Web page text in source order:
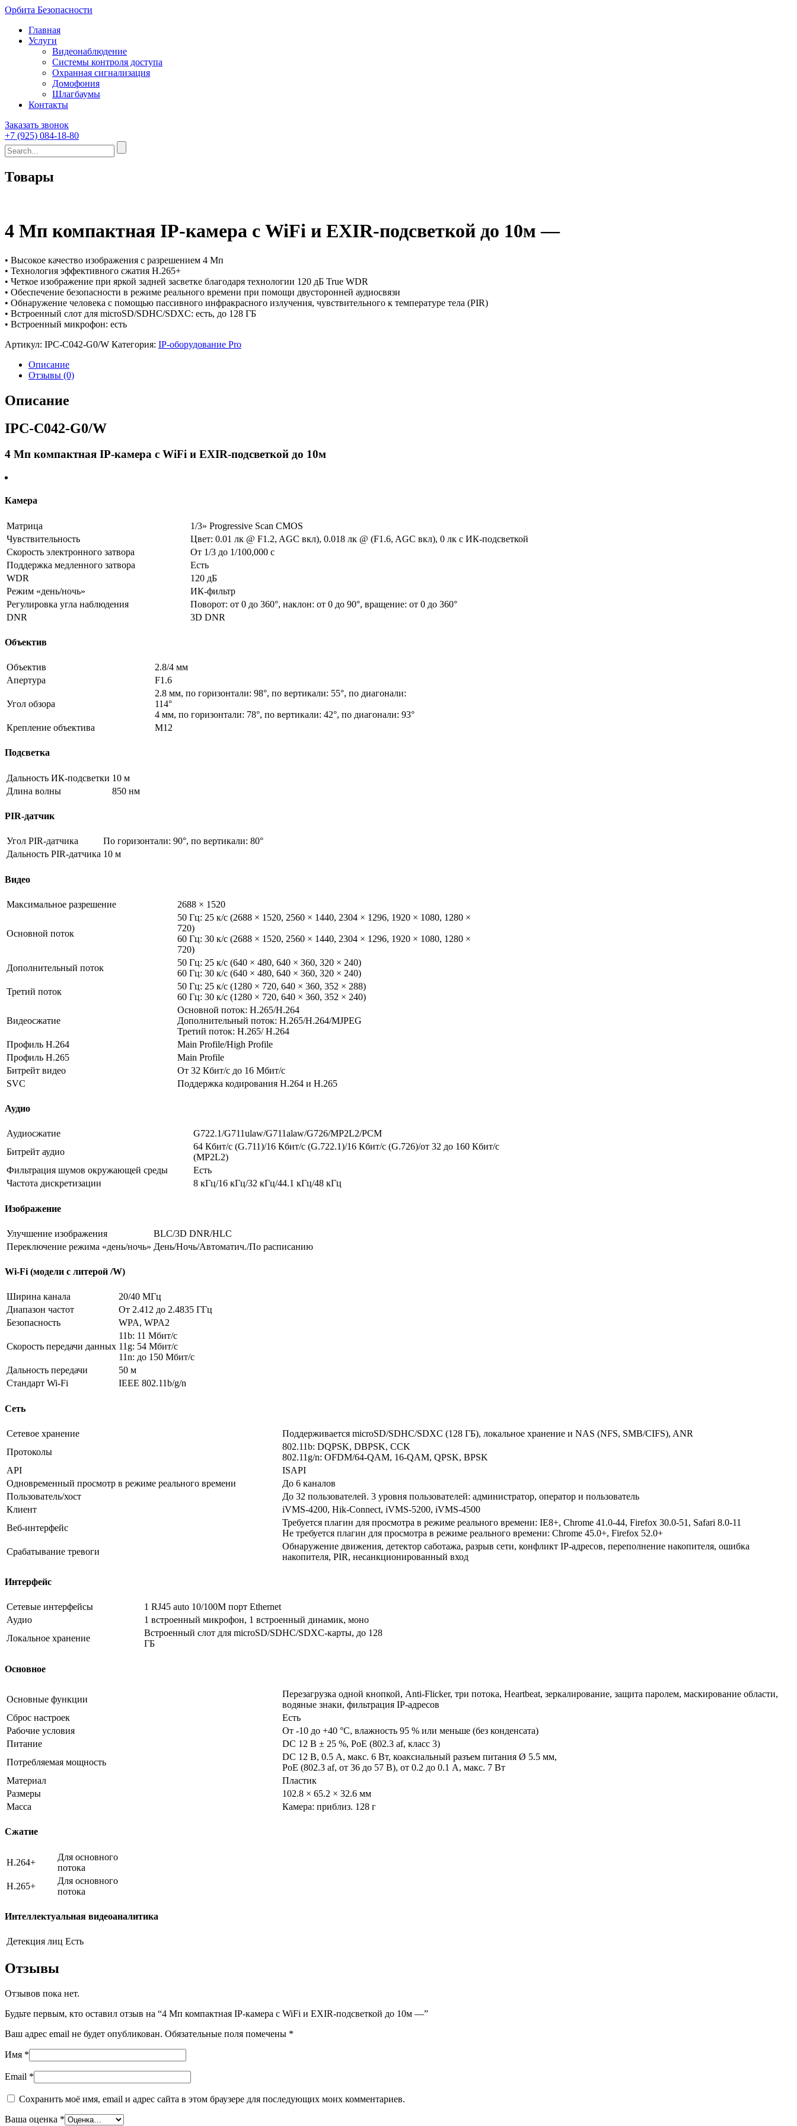
Орбита Безопасности
Главная
Услуги
Видеонаблюдение
Системы контроля доступа
Охранная сигнализация
Домофония
Шлагбаумы
Контакты
Заказать звонок
+7 (925) 084-18-80
Товары
4 Мп компактная IP-камера с WiFi и EXIR-подсветкой до 10м —
• Высокое качество изображения с разрешением 4 Мп
• Технология эффективного сжатия H.265+
• Четкое изображение при яркой задней засветке благодаря технологии 120 дБ True WDR
• Обеспечение безопасности в режиме реального времени при помощи двусторонней аудиосвязи
• Обнаружение человека с помощью пассивного инфракрасного излучения, чувствительного к температуре тела (PIR)
• Встроенный слот для microSD/SDHC/SDXC: есть, до 128 ГБ
• Встроенный микрофон: есть
Артикул: IPC-C042-G0/W Категория: IP-оборудование Pro
Описание
Отзывы (0)
Описание
IPC-C042-G0/W
4 Мп компактная IP-камера с WiFi и EXIR-подсветкой до 10м
Камера
Матрица
1/3» Progressive Scan CMOS
Чувствительность
Цвет: 0.01 лк @ F1.2, AGC вкл), 0.018 лк @ (F1.6, AGC вкл), 0 лк с ИК-подсветкой
Скорость электронного затвора
От 1/3 до 1/100,000 с
Поддержка медленного затвора
Есть
WDR
120 дБ
Режим «день/ночь»
ИК-фильтр
Регулировка угла наблюдения
Поворот: от 0 до 360°, наклон: от 0 до 90°, вращение: от 0 до 360°
DNR
3D DNR
Объектив
Объектив
2.8/4 мм
Апертура
F1.6
Угол обзора
2.8 мм, по горизонтали: 98°, по вертикали: 55°, по диагонали:
114°
4 мм, по горизонтали: 78°, по вертикали: 42°, по диагонали: 93°
Крепление объектива
M12
Подсветка
Дальность ИК-подсветки 10 м
Длина волны
850 нм
PIR-датчик
Угол PIR-датчика
По горизонтали: 90°, по вертикали: 80°
Дальность PIR-датчика 10 м
Видео
Максимальное разрешение 2688 × 1520
Основной поток
50 Гц: 25 к/с (2688 × 1520, 2560 × 1440, 2304 × 1296, 1920 × 1080, 1280 ×
720)
60 Гц: 30 к/с (2688 × 1520, 2560 × 1440, 2304 × 1296, 1920 × 1080, 1280 ×
720)
Дополнительный поток
50 Гц: 25 к/с (640 × 480, 640 × 360, 320 × 240)
60 Гц: 30 к/с (640 × 480, 640 × 360, 320 × 240)
Третий поток
50 Гц: 25 к/с (1280 × 720, 640 × 360, 352 × 288)
60 Гц: 30 к/с (1280 × 720, 640 × 360, 352 × 240)
Видеосжатие
Основной поток: H.265/H.264
Дополнительный поток: H.265/H.264/MJPEG
Третий поток: H.265/ H.264
Профиль H.264
Main Profile/High Profile
Профиль H.265
Main Profile
Битрейт видео
От 32 Кбит/с до 16 Мбит/с
SVC
Поддержка кодирования H.264 и H.265
Аудио
Аудиосжатие
G722.1/G711ulaw/G711alaw/G726/MP2L2/PCM
Битрейт аудио
64 Кбит/с (G.711)/16 Кбит/с (G.722.1)/16 Кбит/с (G.726)/от 32 до 160 Кбит/с
(MP2L2)
Фильтрация шумов окружающей среды
Есть
Частота дискретизации
8 кГц/16 кГц/32 кГц/44.1 кГц/48 кГц
Изображение
Улучшение изображения
BLC/3D DNR/HLC
Переключение режима «день/ночь» День/Ночь/Автоматич./По расписанию
Wi-Fi (модели с литерой /W)
Ширина канала
20/40 МГц
Диапазон частот
От 2.412 до 2.4835 ГГц
Безопасность
WPA, WPA2
Скорость передачи данных
11b: 11 Мбит/с
11g: 54 Мбит/с
11n: до 150 Мбит/с
Дальность передачи
50 м
Стандарт Wi-Fi
IEEE 802.11b/g/n
Сеть
Сетевое хранение
Поддерживается microSD/SDHC/SDXC (128 ГБ), локальное хранение и NAS (NFS, SMB/CIFS), ANR
Протоколы
802.11b: DQPSK, DBPSK, CCK
802.11g/n: OFDM/64-QAM, 16-QAM, QPSK, BPSK
API
ISAPI
Одновременный просмотр в режиме реального времени
До 6 каналов
Пользователь/хост
До 32 пользователей. 3 уровня пользователей: администратор, оператор и пользователь
Клиент
iVMS-4200, Hik-Connect, iVMS-5200, iVMS-4500
Веб-интерфейс
Требуется плагин для просмотра в режиме реального времени: IE8+, Chrome 41.0-44, Firefox 30.0-51, Safari 8.0-11
Не требуется плагин для просмотра в режиме реального времени: Chrome 45.0+, Firefox 52.0+
Срабатывание тревоги
Обнаружение движения, детектор саботажа, разрыв сети, конфликт IP-адресов, переполнение накопителя, ошибка
накопителя, PIR, несанкционированный вход
Интерфейс
Сетевые интерфейсы
1 RJ45 auto 10/100M порт Ethernet
Аудио
1 встроенный микрофон, 1 встроенный динамик, моно
Локальное хранение
Встроенный слот для microSD/SDHC/SDXC-карты, до 128
ГБ
Основное
Основные функции
Перезагрузка одной кнопкой, Anti-Flicker, три потока, Heartbeat, зеркалирование, защита паролем, маскирование области,
водяные знаки, фильтрация IP-адресов
Сброс настроек
Есть
Рабочие условия
От -10 до +40 °C, влажность 95 % или меньше (без конденсата)
Питание
DС 12 В ± 25 %, PoE (802.3 af, класс 3)
Потребляемая мощность
DC 12 В, 0.5 A, макс. 6 Вт, коаксиальный разъем питания Ø 5.5 мм,
PoE (802.3 af, от 36 до 57 В), от 0.2 до 0.1 A, макс. 7 Вт
Материал
Пластик
Размеры
102.8 × 65.2 × 32.6 мм
Масса
Камера: приблиз. 128 г
Сжатие
H.264+
Для основного
потока
H.265+
Для основного
потока
Интеллектуальная видеоаналитика
Детекция лиц Есть
Отзывы
Отзывов пока нет.
Будьте первым, кто оставил отзыв на “4 Мп компактная IP-камера с WiFi и EXIR-подсветкой до 10м —”
Ваш адрес email не будет опубликован. Обязательные поля помечены *
Имя *
Email *
Сохранить моё имя, email и адрес сайта в этом браузере для последующих моих комментариев.
Ваша оценка *